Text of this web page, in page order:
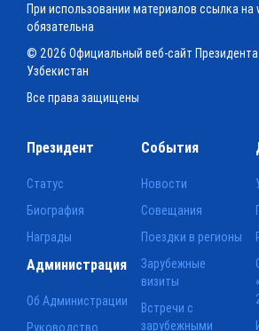
При использовании материалов ссылка на
обязательна
© 2026 Официальный веб-сайт Президента
Узбекистан
Все права защищены
Президент
Статус
Биография
Награды
События
Новости
Совещания
Поездки в регионы
Зарубежные
визиты
Встречи с
зарубежными
Администрация
Об Администрации
Руководство